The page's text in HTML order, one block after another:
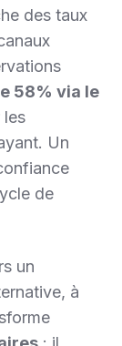
des taux
58% via le
les
Un
de
un
à